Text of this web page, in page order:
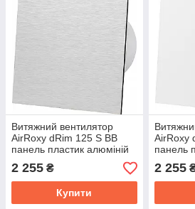
Витяжний вентилятор
AirRoxy dRim 125 S BB
панель пластик алюміній
матовий 140м³/год 14Вт
2 255 ₴
Купити
AirRoxy
панель
глянець
2 255